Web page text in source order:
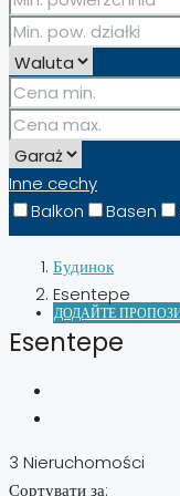
ДОДАЙТЕ
Inne cechy
Balkon
Basen
Будинок
Esentepe
Esentepe
3 Nieruchomości
Сортувати за: